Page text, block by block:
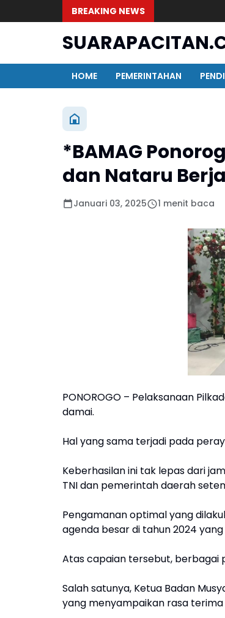
BREAKING NEWS
HOME
PEMERINTAHAN
*BAMAG
dan Nataru
Januari 03, 2025 1 menit baca
PONOROGO – Pelaksanaan
damai.
Hal yang sama terjadi pada
Keberhasilan ini tak lepas dari
TNI dan pemerintah daerah
Pengamanan optimal yang
agenda besar di tahun 2024
Atas capaian tersebut, berbagai
Salah satunya, Ketua Badan
yang menyampaikan rasa terima